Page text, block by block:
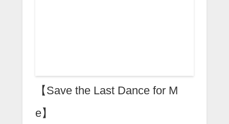
【Save the Last Dance for M
e】